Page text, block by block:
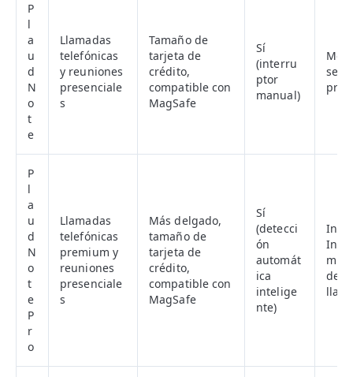
P
l
a
u
d
N
o
t
e
Llamadas
telefónicas
y reuniones
presenciale
s
Tamaño de
tarjeta de
crédito,
compatible con
MagSafe
Sí
(interru
ptor
manual)
P
l
a
u
d
N
o
t
e
P
r
o
Llamadas
telefónicas
premium y
reuniones
presenciale
s
Más delgado,
tamaño de
tarjeta de
crédito,
compatible con
MagSafe
Sí
(detecci
ón
automát
ica
intelige
nte)